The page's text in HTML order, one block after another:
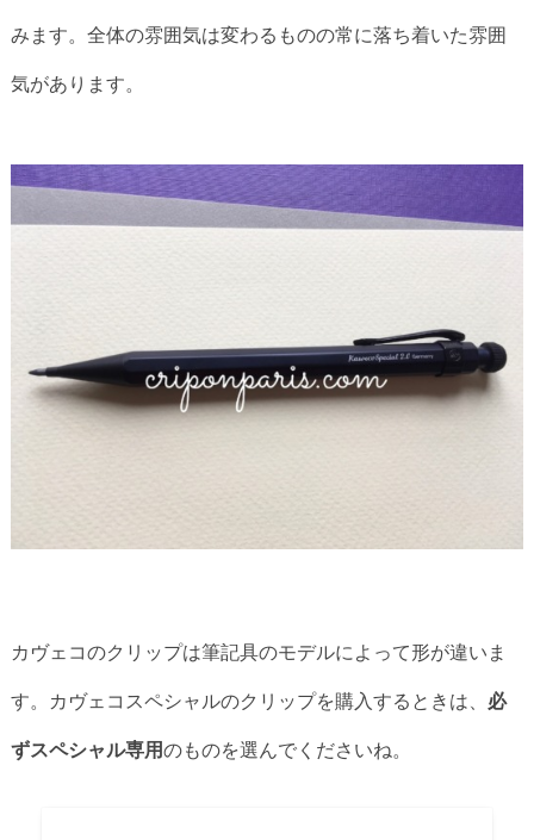
みます。全体の雰囲気は変わるものの常に落ち着いた雰囲
気があります。
カヴェコのクリップは筆記具のモデルによって形が違いま
す。カヴェコスペシャルのクリップを購入するときは、 必
ずスペシャル専用のものを選んでくださいね。